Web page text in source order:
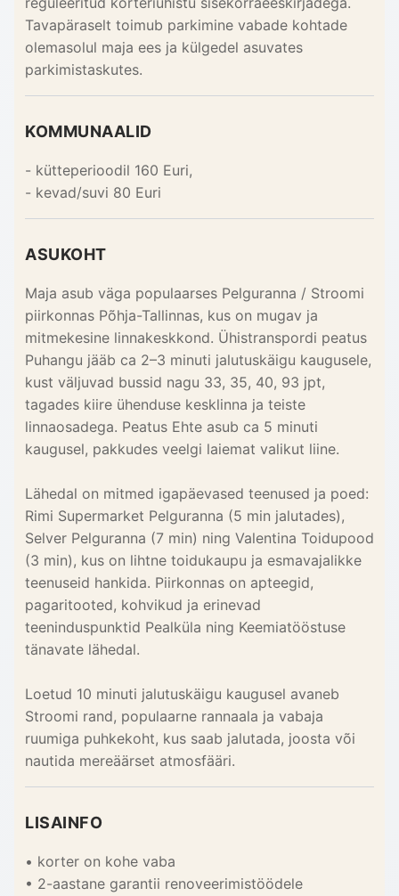
Tavapäraselt toimub parkimine vabade kohtade
olemasolul maja ees ja külgedel asuvates
parkimistaskutes.
KOMMUNAALID
- kütteperioodil 160 Euri,
- kevad/suvi 80 Euri
ASUKOHT
Maja asub väga populaarses Pelguranna / Stroomi
piirkonnas Põhja-Tallinnas, kus on mugav ja
mitmekesine linnakeskkond. Ühistranspordi peatus
Puhangu jääb ca 2–3 minuti jalutuskäigu kaugusele,
kust väljuvad bussid nagu 33, 35, 40, 93 jpt,
tagades kiire ühenduse kesklinna ja teiste
linnaosadega. Peatus Ehte asub ca 5 minuti
kaugusel, pakkudes veelgi laiemat valikut liine.
Lähedal on mitmed igapäevased teenused ja poed:
Rimi Supermarket Pelguranna (5 min jalutades),
Selver Pelguranna (7 min) ning Valentina Toidupood
(3 min), kus on lihtne toidukaupu ja esmavajalikke
teenuseid hankida. Piirkonnas on apteegid,
pagaritooted, kohvikud ja erinevad
teeninduspunktid Pealküla ning Keemiatööstuse
tänavate lähedal.
Loetud 10 minuti jalutuskäigu kaugusel avaneb
Stroomi rand, populaarne rannaala ja vabaja
ruumiga puhkekoht, kus saab jalutada, joosta või
nautida mereäärset atmosfääri.
LISAINFO
• korter on kohe vaba
• 2-aastane garantii renoveerimistöödele